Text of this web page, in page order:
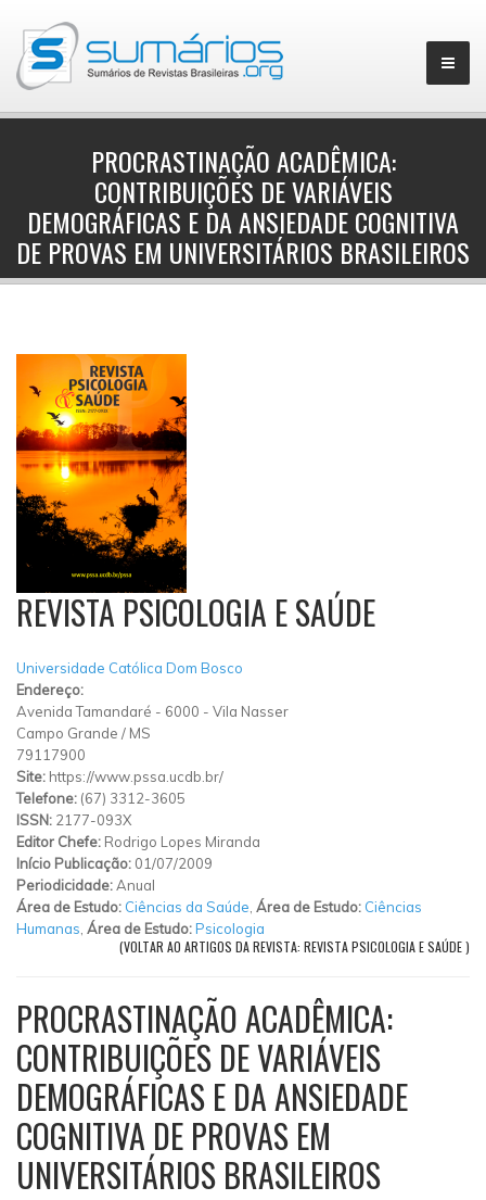
PROCRASTINAÇÃO ACADÊMICA:
CONTRIBUIÇÕES DE VARIÁVEIS
DEMOGRÁFICAS E DA ANSIEDADE COGNITIVA
DE PROVAS EM UNIVERSITÁRIOS BRASILEIROS
REVISTA PSICOLOGIA E SAÚDE
Universidade Católica Dom Bosco
Endereço:
Avenida Tamandaré - 6000 - Vila Nasser
Campo Grande / MS
79117900
Site: https://www.pssa.ucdb.br/
Telefone: (67) 3312-3605
ISSN: 2177-093X
Editor Chefe: Rodrigo Lopes Miranda
Início Publicação: 01/07/2009
Periodicidade:Anual
Área de Estudo: Ciências da Saúde Área de Estudo: Ciências
Humanas Área de Estudo:Psicologia
(VOLTAR AO ARTIGOS DA REVISTA: REVISTA PSICOLOGIA E SAÚDE )
PROCRASTINAÇÃO ACADÊMICA:
CONTRIBUIÇÕES DE VARIÁVEIS
DEMOGRÁFICAS E DA ANSIEDADE
COGNITIVA DE PROVAS EM
UNIVERSITÁRIOS BRASILEIROS